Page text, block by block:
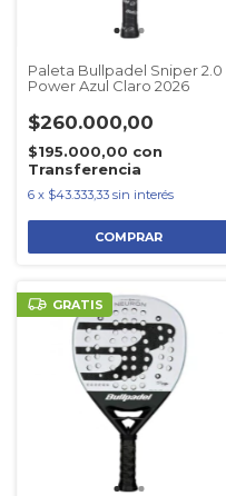
Paleta Bullpadel Sniper 2.0
Power Azul Claro 2026
$260.000,00
$195.000,00 con
Transferencia
6 x $43.333,33 sin interés
GRATIS